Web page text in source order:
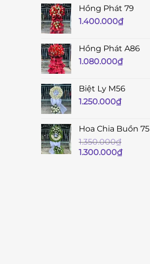
Hồng Phát 79
1.400.000₫
Hồng Phát A86
1.080.000₫
Biệt Ly M56
1.250.000₫
Hoa Chia Buồn 75
1.350.000₫
Giá
1.300.000₫Giá